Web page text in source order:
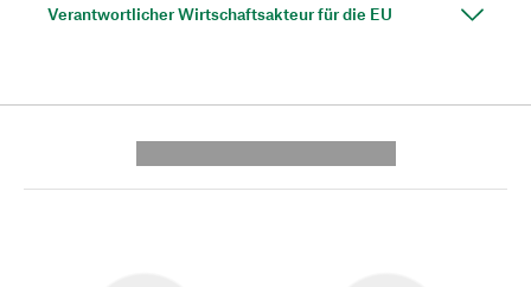
Verantwortlicher Wirtschaftsakteur für die EU